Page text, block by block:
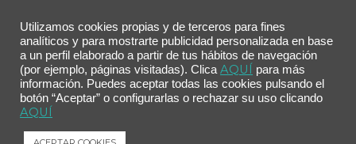
/Comprar tu coche/ Peugeot 3008 180 e-EAT8 Allure Pack
Peugeot 3008 180 e-EAT8 Allure Pack
Peugeot 3008 180 e-EAT8 Allure Pack
Utilizamos cookies propias y de terceros para fines
analíticos y para mostrarte publicidad personalizada en base
a un perfil elaborado a partir de tus hábitos de navegación
(por ejemplo, páginas visitadas). Clica AQUÍ para más
información. Puedes aceptar todas las cookies pulsando el
botón “Aceptar” o configurarlas o rechazar su uso clicando
AQUÍ